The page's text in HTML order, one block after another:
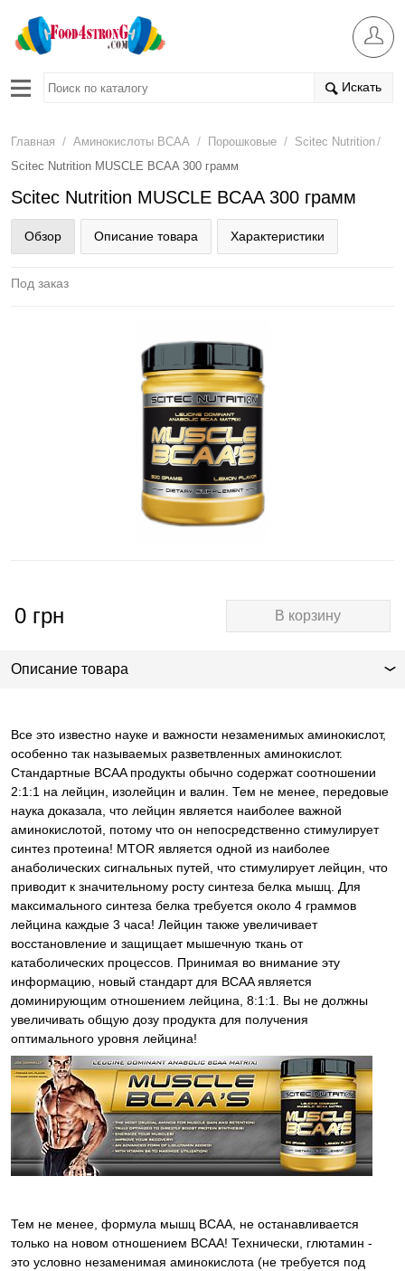
Искать
Главная / Аминокислоты BCAA / Порошковые / Scitec Nutrition/
Scitec Nutrition MUSCLE BCAA 300 грамм
Scitec Nutrition MUSCLE BCAA 300 грамм
Обзор Описание товара Характеристики
Под заказ
0 грн В корзину
Описание товара
Все это известно науке и важности незаменимых аминокислот,
особенно так называемых разветвленных аминокислот.
Стандартные BCAA продукты обычно содержат соотношении
2:1:1 на лейцин, изолейцин и валин. Тем не менее, передовые
наука доказала, что лейцин является наиболее важной
аминокислотой, потому что он непосредственно стимулирует
синтез протеина! MTOR является одной из наиболее
анаболических сигнальных путей, что стимулирует лейцин, что
приводит к значительному росту синтеза белка мышц. Для
максимального синтеза белка требуется около 4 граммов
лейцина каждые 3 часа! Лейцин также увеличивает
восстановление и защищает мышечную ткань от
катаболических процессов. Принимая во внимание эту
информацию, новый стандарт для BCAA является
доминирующим отношением лейцина, 8:1:1. Вы не должны
увеличивать общую дозу продукта для получения
оптимального уровня лейцина!
Тем не менее, формула мышц BCAA, не останавливается
только на новом отношением BCAA! Технически, глютамин -
это условно незаменимая аминокислота (не требуется под